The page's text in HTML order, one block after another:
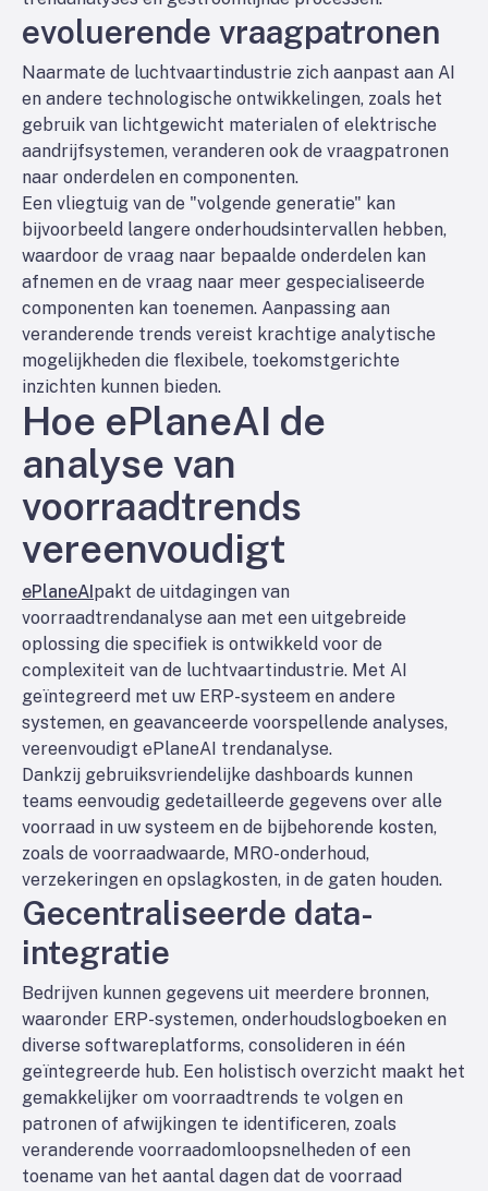
evoluerende vraagpatronen
Naarmate de luchtvaartindustrie zich aanpast aan AI
en andere technologische ontwikkelingen, zoals het
gebruik van lichtgewicht materialen of elektrische
aandrijfsystemen, veranderen ook de vraagpatronen
naar onderdelen en componenten.
Een vliegtuig van de "volgende generatie" kan
bijvoorbeeld langere onderhoudsintervallen hebben,
waardoor de vraag naar bepaalde onderdelen kan
afnemen en de vraag naar meer gespecialiseerde
componenten kan toenemen. Aanpassing aan
veranderende trends vereist krachtige analytische
mogelijkheden die flexibele, toekomstgerichte
inzichten kunnen bieden.
Hoe ePlaneAI de
analyse van
voorraadtrends
vereenvoudigt
ePlaneAI pakt de uitdagingen van
voorraadtrendanalyse aan met een uitgebreide
oplossing die specifiek is ontwikkeld voor de
complexiteit van de luchtvaartindustrie. Met AI
geïntegreerd met uw ERP-systeem en andere
systemen, en geavanceerde voorspellende analyses,
vereenvoudigt ePlaneAI trendanalyse.
Dankzij gebruiksvriendelijke dashboards kunnen
teams eenvoudig gedetailleerde gegevens over alle
voorraad in uw systeem en de bijbehorende kosten,
zoals de voorraadwaarde, MRO-onderhoud,
verzekeringen en opslagkosten, in de gaten houden.
Gecentraliseerde data-
integratie
Bedrijven kunnen gegevens uit meerdere bronnen,
waaronder ERP-systemen, onderhoudslogboeken en
diverse softwareplatforms, consolideren in één
geïntegreerde hub. Een holistisch overzicht maakt het
gemakkelijker om voorraadtrends te volgen en
patronen of afwijkingen te identificeren, zoals
veranderende voorraadomloopsnelheden of een
toename van het aantal dagen dat de voorraad